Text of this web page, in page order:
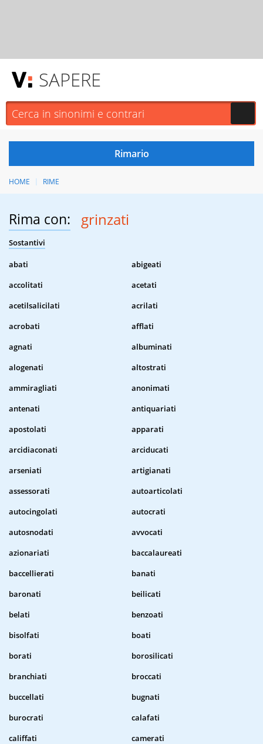
SAPERE
HOME RIME
Rima con: grinzati
Sostantivi
abati
abigeati
accolitati
acetati
acetilsalicilati
acrilati
acrobati
afflati
agnati
albuminati
alogenati
altostrati
ammiragliati
anonimati
antenati
antiquariati
apostolati
apparati
arcidiaconati
arciducati
arseniati
artigianati
assessorati
autoarticolati
autocingolati
autocrati
autosnodati
avvocati
azionariati
baccalaureati
baccellierati
banati
baronati
beilicati
belati
benzoati
bisolfati
boati
borati
borosilicati
branchiati
broccati
buccellati
bugnati
burocrati
calafati
califfati
camerati